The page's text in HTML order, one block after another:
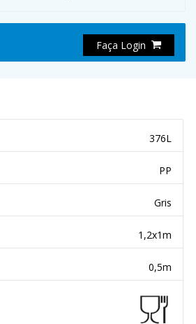
Faça Login
376L
PP
Gris
1,2x1m
0,5m